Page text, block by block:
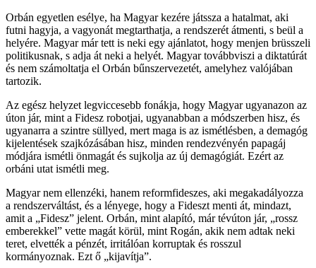
Orbán egyetlen esélye, ha Magyar kezére játssza a hatalmat, aki
futni hagyja, a vagyonát megtarthatja, a rendszerét átmenti, s beül a
helyére. Magyar már tett is neki egy ajánlatot, hogy menjen brüsszeli
politikusnak, s adja át neki a helyét. Magyar továbbviszi a diktatúrát
és nem számoltatja el Orbán bűnszervezetét, amelyhez valójában
tartozik.
Az egész helyzet legviccesebb fonákja, hogy Magyar ugyanazon az
úton jár, mint a Fidesz robotjai, ugyanabban a módszerben hisz, és
ugyanarra a szintre süllyed, mert maga is az ismétlésben, a demagóg
kijelentések szajkózásában hisz, minden rendezvényén papagáj
módjára ismétli önmagát és sujkolja az új demagógiát. Ezért az
orbáni utat ismétli meg.
Magyar nem ellenzéki, hanem reformfideszes, aki megakadályozza
a rendszerváltást, és a lényege, hogy a Fideszt menti át, mindazt,
amit a „Fidesz” jelent. Orbán, mint alapító, már tévúton jár, „rossz
emberekkel” vette magát körül, mint Rogán, akik nem adtak neki
teret, elvették a pénzét, irritálóan korruptak és rosszul
kormányoznak. Ezt ő „kijavítja”.